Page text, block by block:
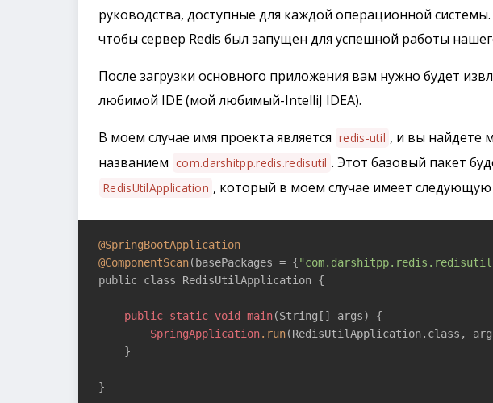
руководства, доступные для каждой операционной
чтобы сервер Redis был запущен для успешной работы
После загрузки основного приложения вам нужно будет
любимой IDE (мой любимый-IntelliJ IDEA).
В моем случае имя проекта является redis-util , и вы найдете
названием com.darshitpp.redis.redisutil . Этот базовый пакет
RedisUtilApplication , который в моем случае имеет
@SpringBootApplication
@ComponentScan(basePackages = {
public class RedisUtilApplication {
public static void main(String[] args) {
SpringApplication.run(RedisUtilApplication.class,
    }
}